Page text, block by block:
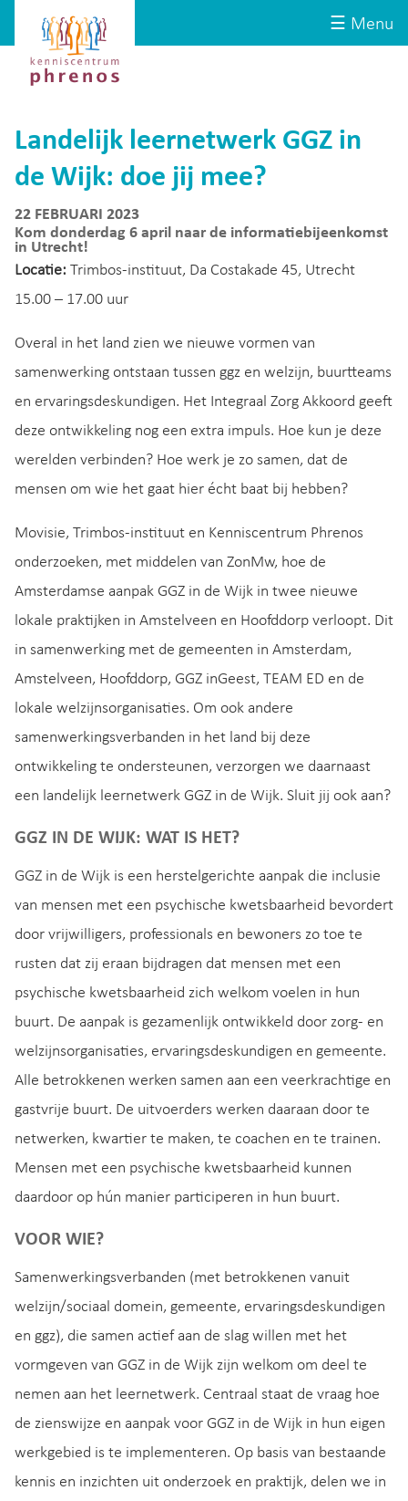
☰ Menu
Kenniscentrum
Phrenos
website
Landelijk leernetwerk GGZ in
de Wijk: doe jij mee?
22 FEBRUARI 2023
Kom donderdag 6 april naar de informatiebijeenkomst
in Utrecht!
Locatie: Trimbos-instituut, Da Costakade 45, Utrecht
15.00 – 17.00 uur
Overal in het land zien we nieuwe vormen van
samenwerking ontstaan tussen ggz en welzijn, buurtteams
en ervaringsdeskundigen. Het Integraal Zorg Akkoord geeft
deze ontwikkeling nog een extra impuls. Hoe kun je deze
werelden verbinden? Hoe werk je zo samen, dat de
mensen om wie het gaat hier écht baat bij hebben?
Movisie, Trimbos-instituut en Kenniscentrum Phrenos
onderzoeken, met middelen van ZonMw, hoe de
Amsterdamse aanpak GGZ in de Wijk in twee nieuwe
lokale praktijken in Amstelveen en Hoofddorp verloopt. Dit
in samenwerking met de gemeenten in Amsterdam,
Amstelveen, Hoofddorp, GGZ inGeest, TEAM ED en de
lokale welzijnsorganisaties. Om ook andere
samenwerkingsverbanden in het land bij deze
ontwikkeling te ondersteunen, verzorgen we daarnaast
een landelijk leernetwerk GGZ in de Wijk. Sluit jij ook aan?
GGZ IN DE WIJK: WAT IS HET?
GGZ in de Wijk is een herstelgerichte aanpak die inclusie
van mensen met een psychische kwetsbaarheid bevordert
door vrijwilligers, professionals en bewoners zo toe te
rusten dat zij eraan bijdragen dat mensen met een
psychische kwetsbaarheid zich welkom voelen in hun
buurt. De aanpak is gezamenlijk ontwikkeld door zorg- en
welzijnsorganisaties, ervaringsdeskundigen en gemeente.
Alle betrokkenen werken samen aan een veerkrachtige en
gastvrije buurt. De uitvoerders werken daaraan door te
netwerken, kwartier te maken, te coachen en te trainen.
Mensen met een psychische kwetsbaarheid kunnen
daardoor op hún manier participeren in hun buurt.
VOOR WIE?
Samenwerkingsverbanden (met betrokkenen vanuit
welzijn/sociaal domein, gemeente, ervaringsdeskundigen
en ggz), die samen actief aan de slag willen met het
vormgeven van GGZ in de Wijk zijn welkom om deel te
nemen aan het leernetwerk. Centraal staat de vraag hoe
de zienswijze en aanpak voor GGZ in de Wijk in hun eigen
werkgebied is te implementeren. Op basis van bestaande
kennis en inzichten uit onderzoek en praktijk, delen we in